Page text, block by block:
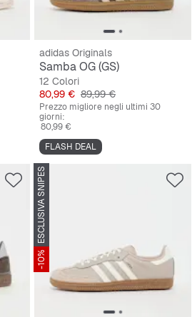
adidas Originals
Samba OG (GS)
12 Colori
Prezzo
80,99 € Prezzo originale
89,99 €
Prezzo migliore negli ultimi 30
giorni:
80,99 €
FLASH DEAL
ESCLUSIVA SNIPES
-10%